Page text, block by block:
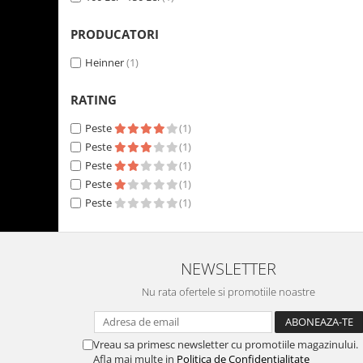
Fierbatoare de apa
Produse pentru par
Perii rotative
Perii cu aer cald.
Perii de par electrice
Ingrijire personala
Ondulatoare de par
PRODUCATORI
Heinner(1)
RATING
Peste
(1)
Peste
(1)
Peste
(1)
Peste
(1)
Peste
(1)
NEWSLETTER
Nu rata ofertele si promotiile noastre
Vreau sa primesc newsletter cu promotiile magazinului.
Afla mai multe in Politica de Confidentialitate